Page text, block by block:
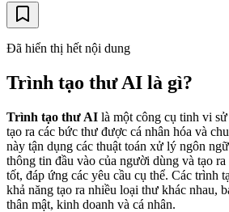
Đã hiển thị hết nội dung
Trình tạo thư AI là gì?
Trình tạo thư AI là một công cụ tinh vi
tạo ra các bức thư được cá nhân hóa và
này tận dụng các thuật toán xử lý ngôn
thông tin đầu vào của người dùng và tạo
tốt, đáp ứng các yêu cầu cụ thể. Các trình
khả năng tạo ra nhiều loại thư khác nhau,
thân mật, kinh doanh và cá nhân.